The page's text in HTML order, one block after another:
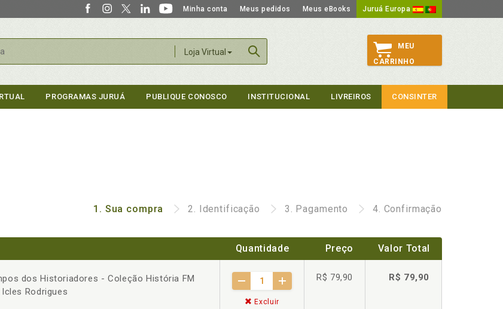
Minha conta Meus pedidos Meus eBooks Juruá Europa
Loja Virtual
MEU
CARRINHO
PROGRAMAS JURUÁ PUBLIQUE CONOSCO INSTITUCIONAL LIVREIROS CONSINTER
1. Sua compra 2. Identificação 3. Pagamento 4. Confirmação
Quantidade Preço Valor Total
dos Historiadores - Coleção História FM
Rodrigues
Excluir
R$ 79,90 R$ 79,90